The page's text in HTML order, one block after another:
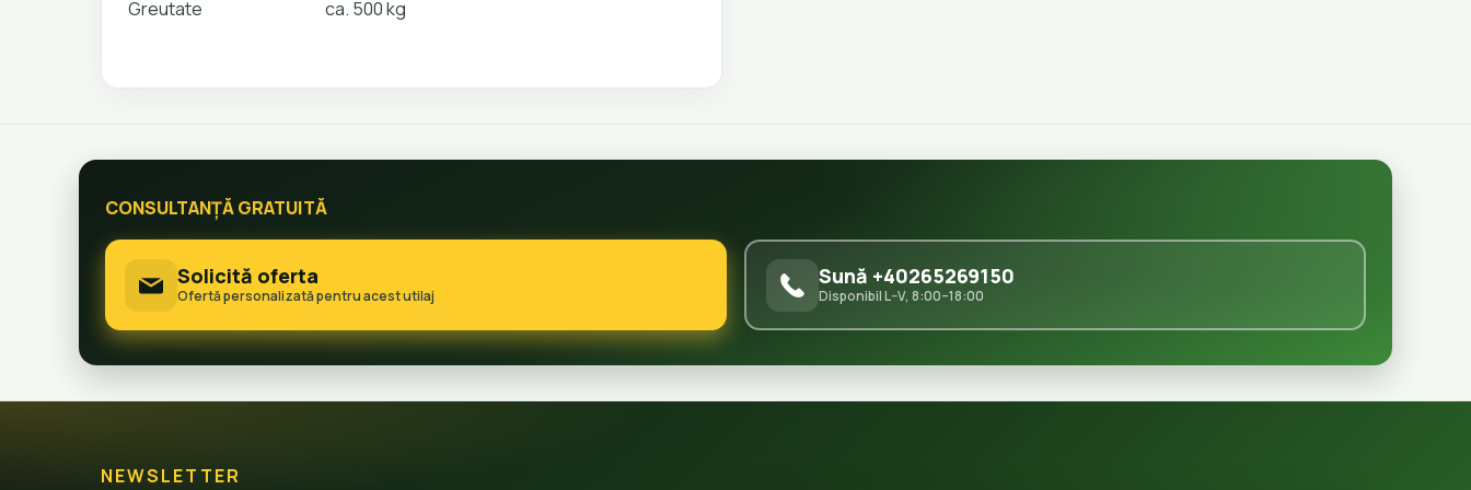
Greutate ca. 500 kg
CONSULTANȚĂ GRATUITĂ
Solicită oferta
Ofertă personalizată pentru acest utilaj
Sună +40265269150
Disponibil L–V, 8:00–18:00
NEWSLETTER